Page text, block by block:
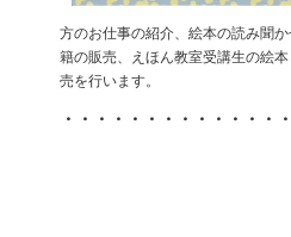
方のお仕事の紹介、絵本の読み聞
籍の販売、えほん教室受講生の絵
売を行います。
・・・・・・・・・・・・・